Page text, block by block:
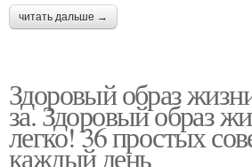
читать дальше →
Здоровый образ
за. Здоровый образ
легко! 36 простых
каждый день